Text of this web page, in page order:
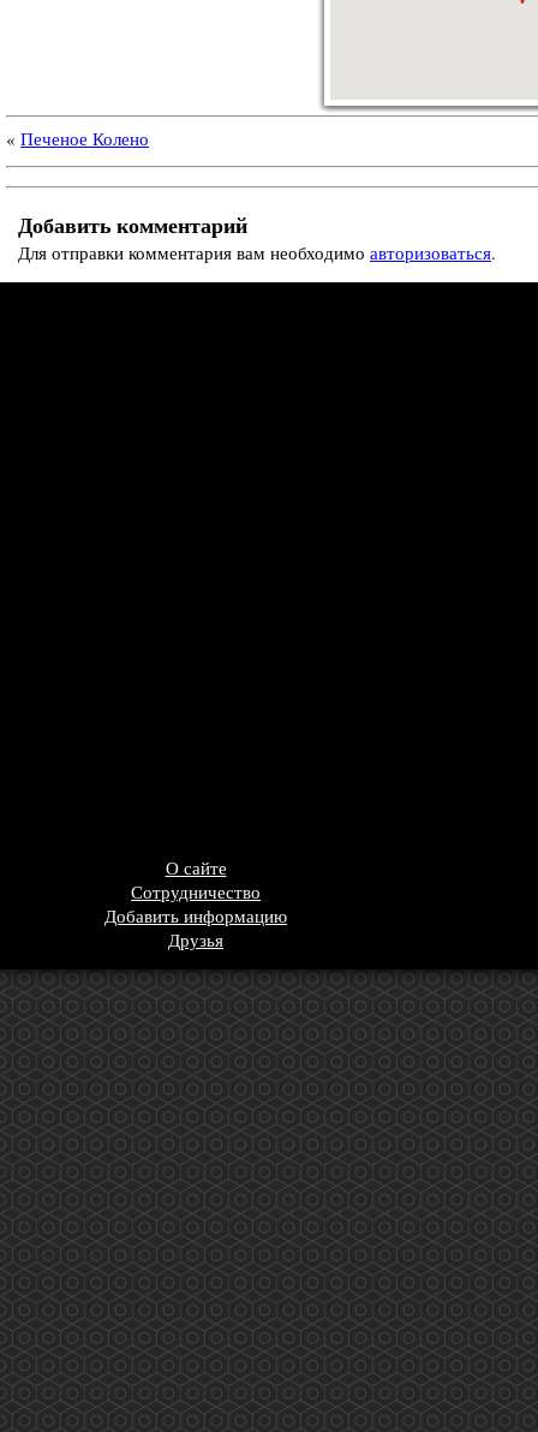
« Печеное Колено
Добавить комментарий
Для отправки комментария вам необходимо авторизоваться.
О сайте
Сотрудничество
Добавить информацию
Друзья